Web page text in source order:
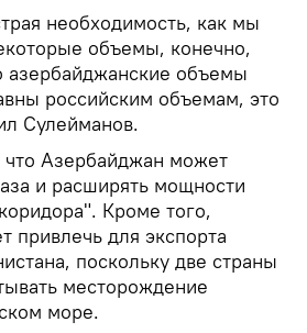
необходимость, как мы
объемы, конечно,
азербайджанские объемы
российским объемам, это
Сулейманов.
Азербайджан может
и расширять мощности
Кроме того,
привлечь для экспорта
поскольку две страны
месторождение
море.